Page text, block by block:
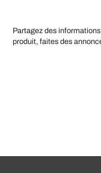
Partagez des
produit, faites des